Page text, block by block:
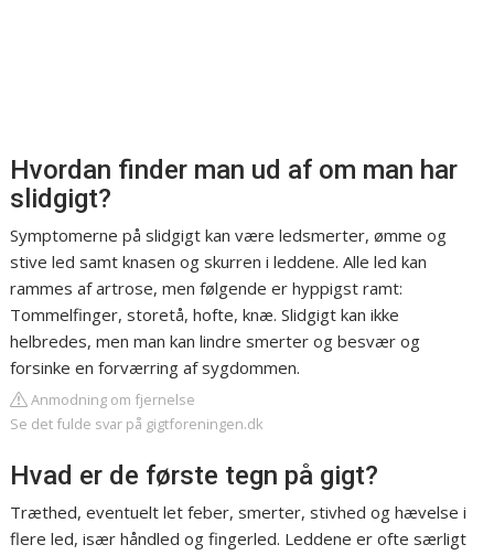
Hvordan finder man ud af om man har
slidgigt?
Symptomerne på slidgigt kan være ledsmerter, ømme og
stive led samt knasen og skurren i leddene. Alle led kan
rammes af artrose, men følgende er hyppigst ramt:
Tommelfinger, storetå, hofte, knæ. Slidgigt kan ikke
helbredes, men man kan lindre smerter og besvær og
forsinke en forværring af sygdommen.
Anmodning om fjernelse
Se det fulde svar på gigtforeningen.dk
Hvad er de første tegn på gigt?
Træthed, eventuelt let feber, smerter, stivhed og hævelse i
flere led, især håndled og fingerled. Leddene er ofte særligt